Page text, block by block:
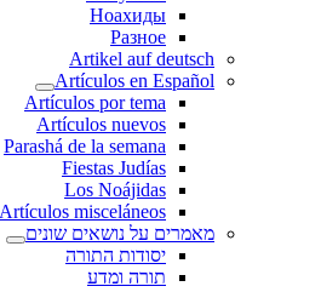
Ноахиды
Разное
Artikel auf deutsch
Artículos en Español
Artículos por tema
Artículos nuevos
Parashá de la semana
Fiestas Judías
Los Noájidas
Artículos misceláneos
מאמרים על נושאים שונים
יסודות התורה
תורה ומדע